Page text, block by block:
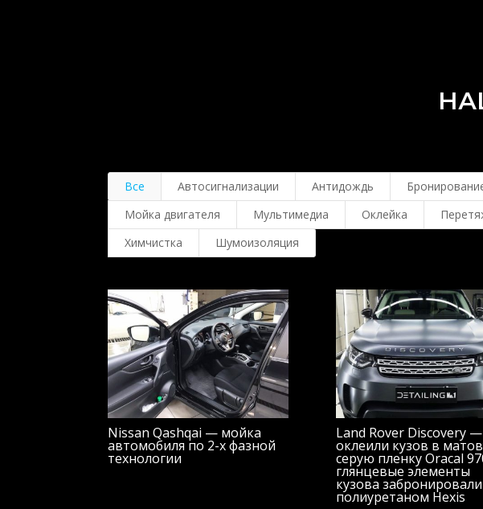
Все Автосигнализации Антидождь
Мойка двигателя
Мультимедиа Оклейка
Химчистка
Шумоизоляция
Nissan Qashqai — мойка
автомобиля по 2-х фазной
технологии
Land Rover Discovery —
оклеили кузов в
серую пленку Oracal
глянцевые элементы
кузова забронировали
полиуретаном Hexis